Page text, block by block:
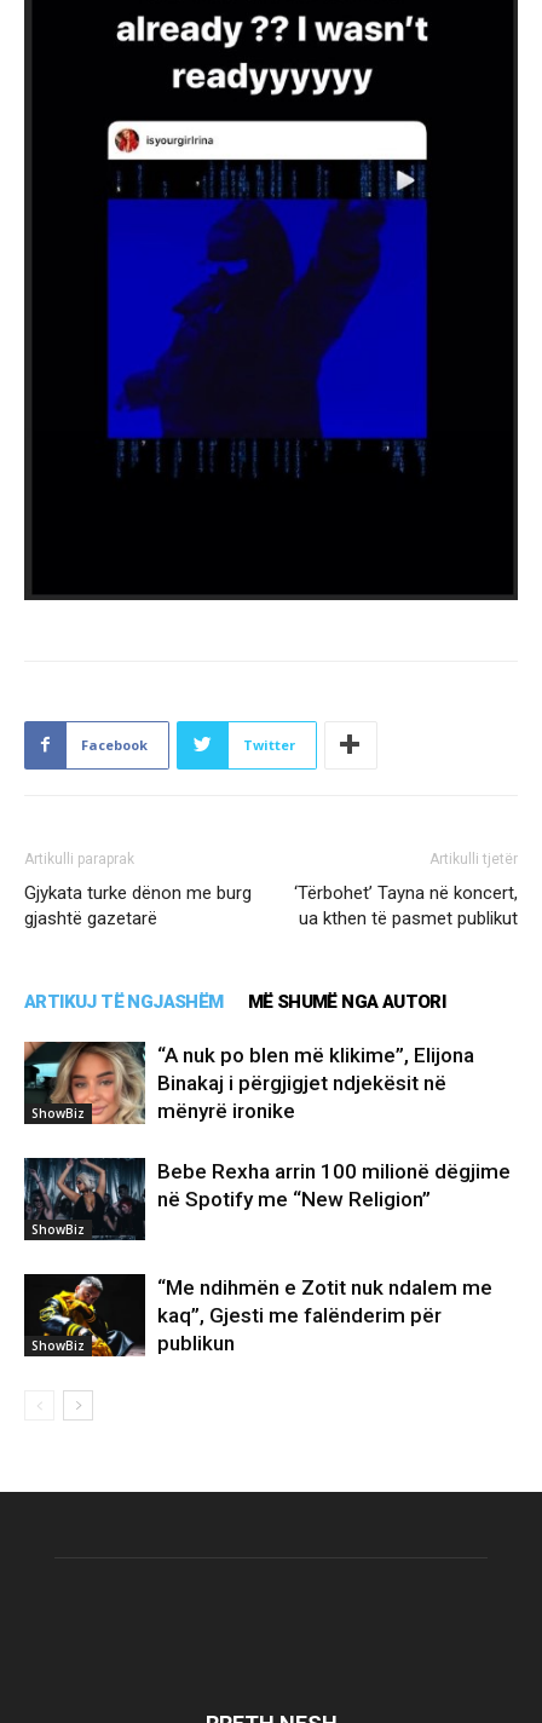
Facebook Twitter
Artikulli paraprak
Gjykata turke dënon me burg
gjashtë gazetarë
Artikulli tjetër
‘Tërbohet’ Tayna në koncert,
ua kthen të pasmet publikut
ARTIKUJ TË NGJASHËM MË SHUMË NGA AUTORI
ShowBiz
“A nuk po blen më klikime”, Elijona
Binakaj i përgjigjet ndjekësit në
mënyrë ironike
ShowBiz
Bebe Rexha arrin 100 milionë dëgjime
në Spotify me “New Religion”
ShowBiz
“Me ndihmën e Zotit nuk ndalem me
kaq”, Gjesti me falënderim për
publikun